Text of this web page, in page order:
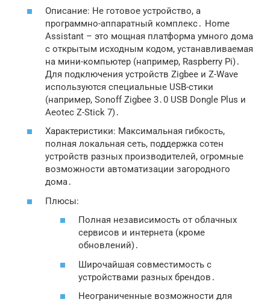
Описание: Не готовое устройство, а
программно-аппаратный комплекс․ Home
Assistant – это мощная платформа умного дома
с открытым исходным кодом, устанавливаемая
на мини-компьютер (например, Raspberry Pi)․
Для подключения устройств Zigbee и Z-Wave
используются специальные USB-стики
(например, Sonoff Zigbee 3․0 USB Dongle Plus и
Aeotec Z-Stick 7)․
Характеристики: Максимальная гибкость,
полная локальная сеть, поддержка сотен
устройств разных производителей, огромные
возможности автоматизации загородного
дома․
Плюсы:
Полная независимость от облачных
сервисов и интернета (кроме
обновлений)․
Широчайшая совместимость с
устройствами разных брендов․
Неограниченные возможности для